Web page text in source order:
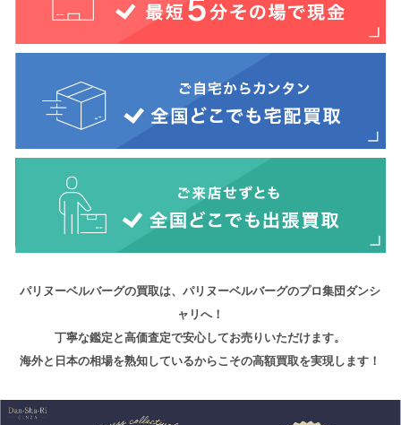
パリヌーベルバーグの買取は、パリヌーベルバーグのプロ集団ダンシ
ャリへ！
丁寧な鑑定と高価査定で安心してお売りいただけます。
海外と日本の相場を熟知しているからこその高額買取を実現します！